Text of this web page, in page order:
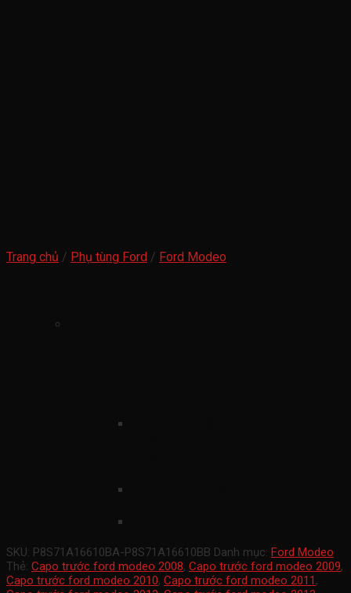
Trang chủ / Phụ tùng Ford / Ford Modeo
SKU: P8S71A16610BA-P8S71A16610BB Danh mục: Ford Modeo
Thẻ: Capo trước ford modeo 2008, Capo trước ford modeo 2009,
Capo trước ford modeo 2010, Capo trước ford modeo 2011 ,